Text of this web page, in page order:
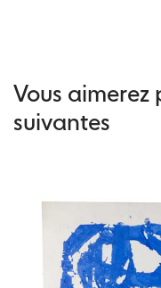
Vous aimerez
suivantes